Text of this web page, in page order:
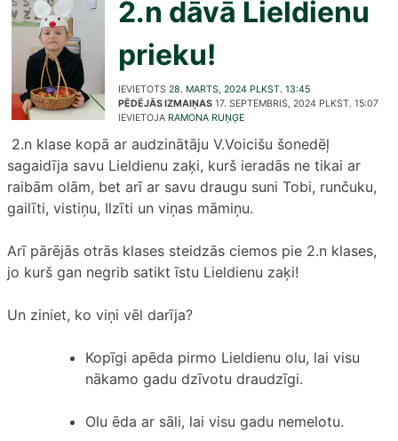
2.n dāvā Lieldienu
prieku!
IEVIETOTS 28. MARTS, 2024 PLKST. 13:45
PĒDĒJĀS IZMAIŅAS 17. SEPTEMBRIS, 2024 PLKST. 15:07
IEVIETOJA RAMONA RUŅĢE
2.n klase kopā ar audzinātāju V.Voicišu šonedēļ
sagaidīja savu Lieldienu zaķi, kurš ieradās ne tikai ar
raibām olām, bet arī ar savu draugu suni Tobi, runčuku,
gailīti, vistiņu, Ilzīti un viņas māmiņu.
Arī pārējās otrās klases steidzās ciemos pie 2.n klases,
jo kurš gan negrib satikt īstu Lieldienu zaķi!
Un ziniet, ko viņi vēl darīja?
Kopīgi apēda pirmo Lieldienu olu, lai visu
nākamo gadu dzīvotu draudzīgi.
Olu ēda ar sāli, lai visu gadu nemelotu.